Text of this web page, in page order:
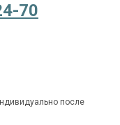
70
после